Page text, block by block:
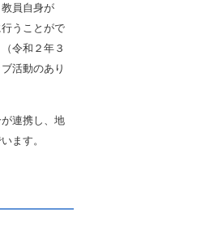
員自身が
うことがで
令和２年３
活動のあり
連携し、地
ます。